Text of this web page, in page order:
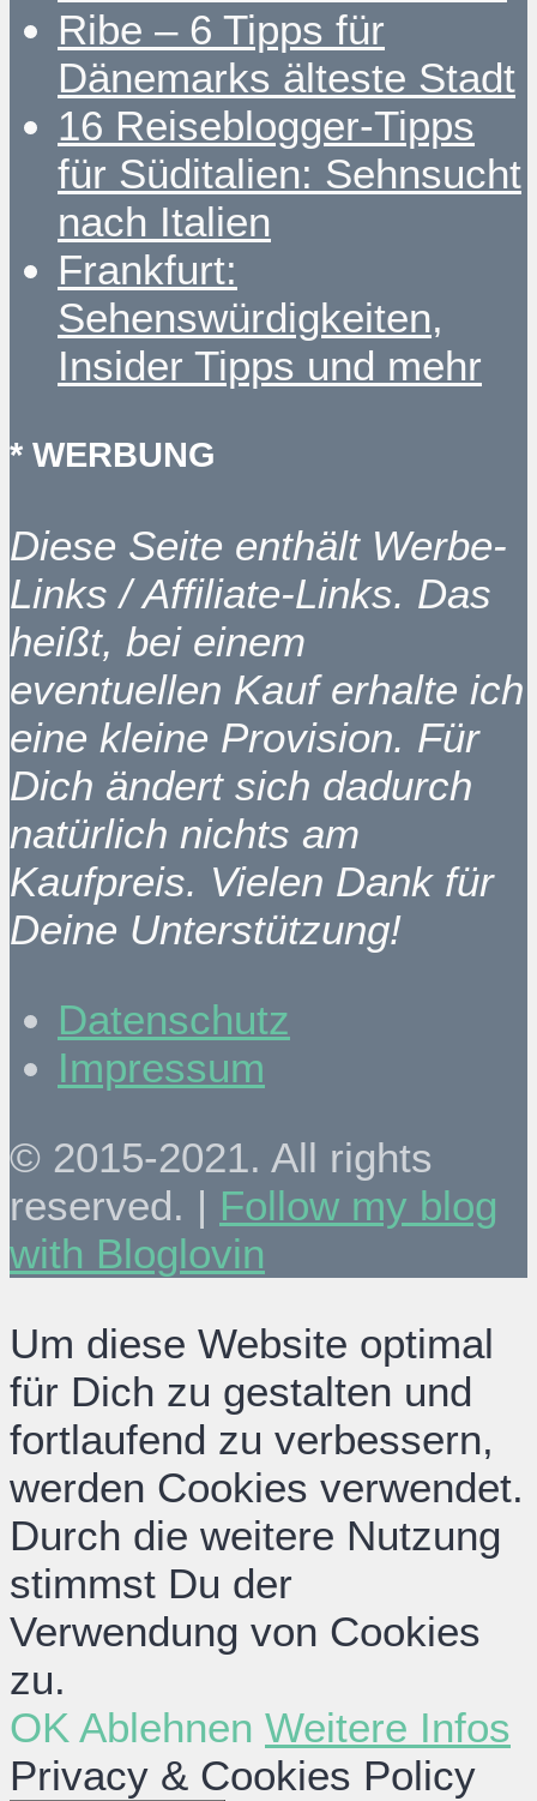
Ribe – 6 Tipps für
Dänemarks älteste Stadt
16 Reiseblogger-Tipps
für Süditalien: Sehnsucht
nach Italien
Frankfurt:
Sehenswürdigkeiten,
Insider Tipps und mehr
* WERBUNG
Diese Seite enthält Werbe-
Links / Affiliate-Links. Das
heißt, bei einem
eventuellen Kauf erhalte ich
eine kleine Provision. Für
Dich ändert sich dadurch
natürlich nichts am
Kaufpreis. Vielen Dank für
Deine Unterstützung!
Datenschutz
Impressum
© 2015-2021. All rights
reserved. | Follow my blog
with Bloglovin
Um diese Website optimal
für Dich zu gestalten und
fortlaufend zu verbessern,
werden Cookies verwendet.
Durch die weitere Nutzung
stimmst Du der
Verwendung von Cookies
zu.
OK Ablehnen Weitere Infos
Privacy & Cookies Policy